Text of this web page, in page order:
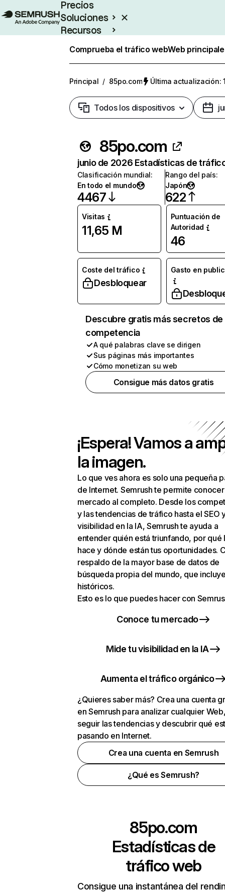
Precios
Soluciones
Recursos
Comprueba el tráfico webWeb
Principal / 85po.com Última actualización:
Todos los dispositivos
85po.com
junio de 2026 Estadísticas de
Clasificación mundial:
En todo el mundo
4467
Rango del país:
Japón
622
Visitas
11,65 M
Puntuación de
Autoridad
46
Coste del tráfico
Desbloquear
Gasto en
Descubre gratis más secretos de
competencia
A qué palabras clave se dirigen
Sus páginas más importantes
Cómo monetizan su web
Consigue más datos gratis
¡Espera! Vamos a
la imagen.
Lo que ves ahora es solo una pequeña
de Internet. Semrush te permite
mercado al completo. Desde los
y las tendencias de tráfico hasta el SEO
visibilidad en la IA, Semrush te ayuda a
entender quién está triunfando, por qué
hace y dónde están tus oportunidades.
respaldo de la mayor base de datos de
búsqueda propia del mundo, que
históricos.
Esto es lo que puedes hacer con
Conoce tu mercado
Mide tu visibilidad en la IA
Aumenta el tráfico orgánico
¿Quieres saber más? Crea una cuenta
en Semrush para analizar cualquier
seguir las tendencias y descubrir qué
pasando en Internet.
Crea una cuenta en Semrush
¿Qué es Semrush?
85po.com
Estadísticas de
tráfico web
Consigue una instantánea del